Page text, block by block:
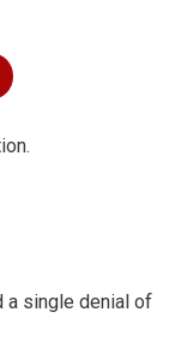
a single denial of